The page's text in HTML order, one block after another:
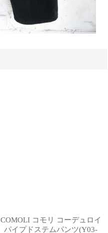
COMOLI コモリ コーデュロイ
パイプドステムパンツ(Y03-